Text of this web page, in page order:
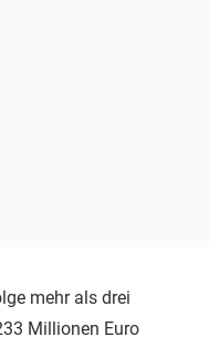
mehr als drei
Millionen Euro